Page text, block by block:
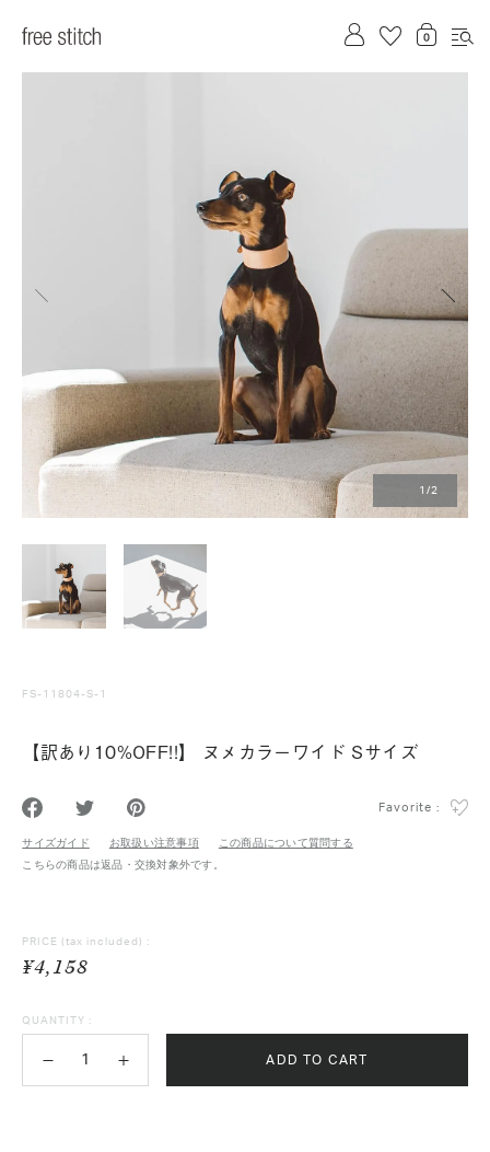
前へ 次へ
1 /2
FS-11804-S-1
【訳あり10%OFF!!】 ヌメカラーワイド Sサイズ
Favorite :
サイズガイド お取扱い注意事項
この商品について質問する
こちらの商品は返品・交換対象外です。
PRICE (tax included) :
¥4,158
QUANTITY :
ADD TO CART